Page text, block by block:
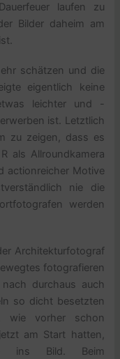
laufen zu
Bilder daheim am
schätzen und die
eigentlich keine
leichter und -
ist. Letztlich
zu zeigen, dass es
als Allroundkamera
actionreicher Motive
nie die
werden
Architekturfotograf
fotografieren
durchaus auch
so dicht besetzten
wie vorher schon
am Start hatten,
ins Bild. Beim